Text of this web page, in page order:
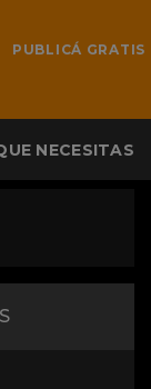
PUBLICÁ GRATIS
NECESITAS